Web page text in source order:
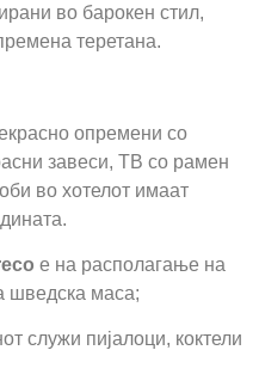
во барокен стил,
теретана.
опремени со
завеси, ТВ со рамен
во хотелот имаат
е на располагање на
шведска маса;
служи пијалоци, коктели